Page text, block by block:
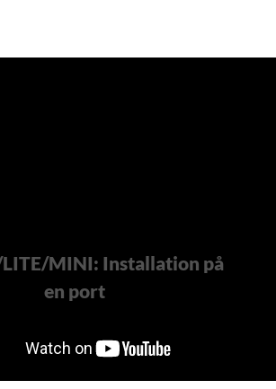
LITE/MINI: Installation på
en port